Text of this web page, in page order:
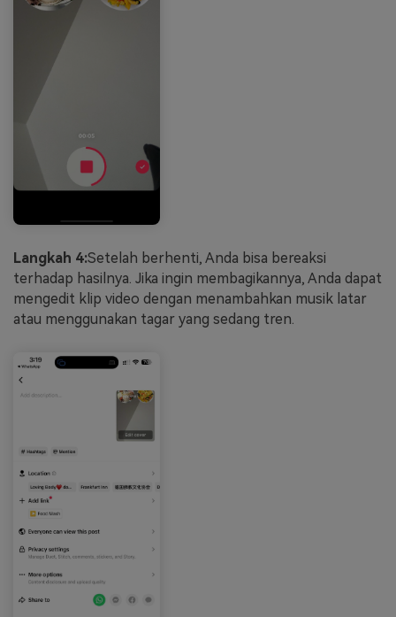
Langkah 4:Setelah berhenti, Anda bisa bereaksi
terhadap hasilnya. Jika ingin membagikannya, Anda dapat
mengedit klip video dengan menambahkan musik latar
atau menggunakan tagar yang sedang tren.